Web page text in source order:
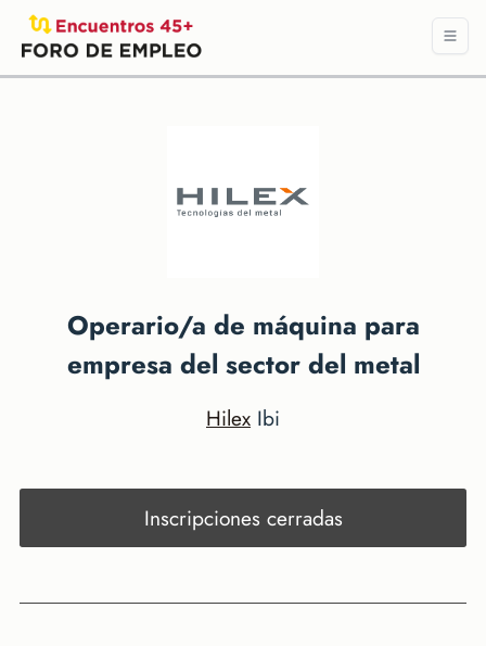
Operario/a de máquina para
empresa del sector del metal
Hilex Ibi
Inscripciones cerradas